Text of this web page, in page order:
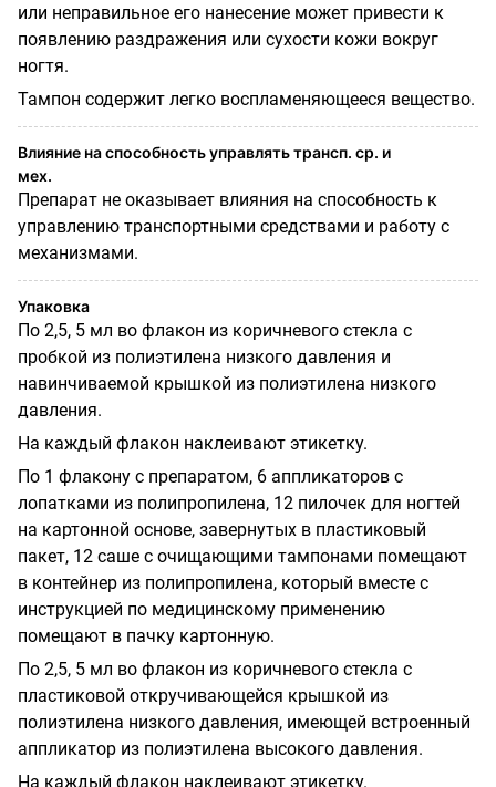
или неправильное его нанесение может привести к
появлению раздражения или сухости кожи вокруг
ногтя.
Тампон содержит легко воспламеняющееся вещество.
Влияние на способность управлять трансп. ср. и
мех.
Препарат не оказывает влияния на способность к
управлению транспортными средствами и работу с
механизмами.
Упаковка
По 2,5, 5 мл во флакон из коричневого стекла с
пробкой из полиэтилена низкого давления и
навинчиваемой крышкой из полиэтилена низкого
давления.
На каждый флакон наклеивают этикетку.
По 1 флакону с препаратом, 6 аппликаторов с
лопатками из полипропилена, 12 пилочек для ногтей
на картонной основе, завернутых в пластиковый
пакет, 12 саше с очищающими тампонами помещают
в контейнер из полипропилена, который вместе с
инструкцией по медицинскому применению
помещают в пачку картонную.
По 2,5, 5 мл во флакон из коричневого стекла с
пластиковой откручивающейся крышкой из
полиэтилена низкого давления, имеющей встроенный
аппликатор из полиэтилена высокого давления.
На каждый флакон наклеивают этикетку.